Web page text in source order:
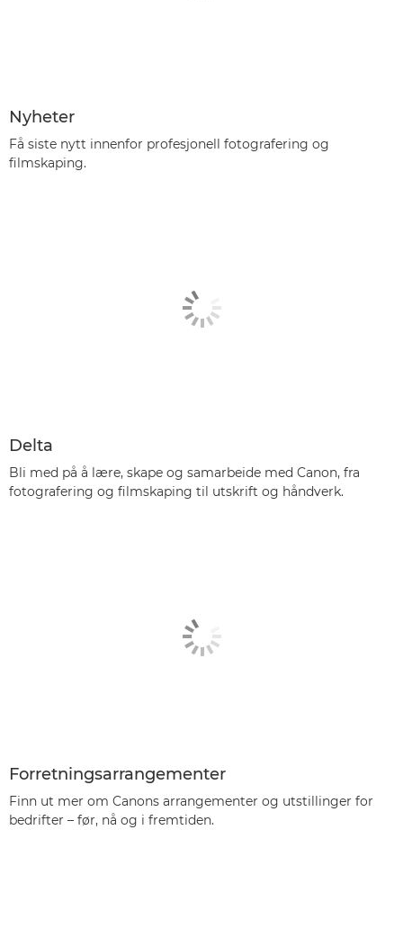
Nyheter
Få siste nytt innenfor profesjonell fotografering og
filmskaping.
Delta
Bli med på å lære, skape og samarbeide med Canon, fra
fotografering og filmskaping til utskrift og håndverk.
Forretningsarrangementer
Finn ut mer om Canons arrangementer og utstillinger for
bedrifter – før, nå og i fremtiden.